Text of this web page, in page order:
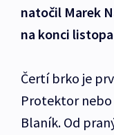
natočil Marek
na konci
Čertí brko je
Protektor nebo
Blaník. Od